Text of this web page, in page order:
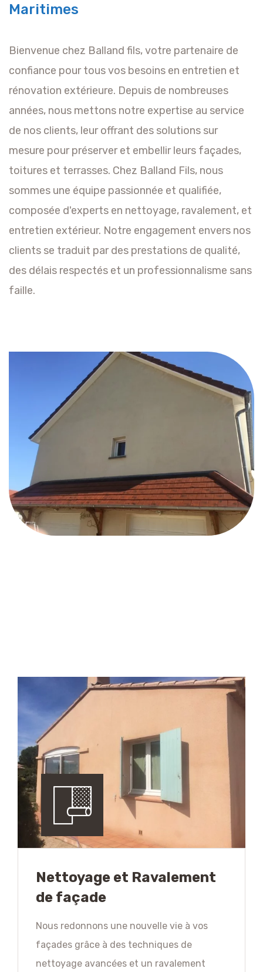
Maritimes
Bienvenue chez Balland fils, votre partenaire de
confiance pour tous vos besoins en entretien et
rénovation extérieure. Depuis de nombreuses
années, nous mettons notre expertise au service
de nos clients, leur offrant des solutions sur
mesure pour préserver et embellir leurs façades,
toitures et terrasses. Chez Balland Fils, nous
sommes une équipe passionnée et qualifiée,
composée d'experts en nettoyage, ravalement, et
entretien extérieur. Notre engagement envers nos
clients se traduit par des prestations de qualité,
des délais respectés et un professionnalisme sans
faille.
Nettoyage et Ravalement
de façade
Nous redonnons une nouvelle vie à vos
façades grâce à des techniques de
nettoyage avancées et un ravalement